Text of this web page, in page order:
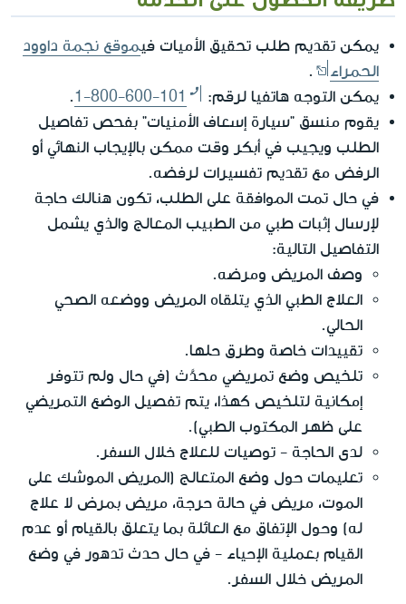
يمكن تقديم طلب تحقيق الأميات فيموقع نجمة داوود
الحمراء
.
يمكن التوجه هاتفيا لرقم:
1-800-600-101
.
يقوم منسق "سيارة إسعاف الأمنيات" بفحص تفاصيل
الطلب ويجيب في أبكر وقت ممكن بالإيجاب النهائي أو
الرفض مع تقديم تفسيرات لرفضه.
في حال تمت الموافقة على الطلب، تكون هنالك حاجة
لإرسال إثبات طبي من الطبيب المعالج والذي يشمل
التفاصيل التالية:
وصف المريض ومرضه.
العلاج الطبي الذي يتلقاه المريض ووضعه الصحي
الحالي.
تقييدات خاصة وطرق حلها.
تلخيص وضع تمريضي محدَّث (في حال ولم تتوفر
إمكانية لتلخيص كهذا، يتم تفصيل الوضع التمريضي
على ظهر المكتوب الطبي).
لدى الحاجة - توصيات للعلاج خلال السفر.
تعليمات حول وضع المتعالج (المريض الموشك على
الموت، مريض في حالة حرجة، مريض بمرض لا علاج
له) وحول الإتفاق مع العائلة بما يتعلق بالقيام أو عدم
القيام بعملية الإحياء - في حال حدث تدهور في وضع
المريض خلال السفر.